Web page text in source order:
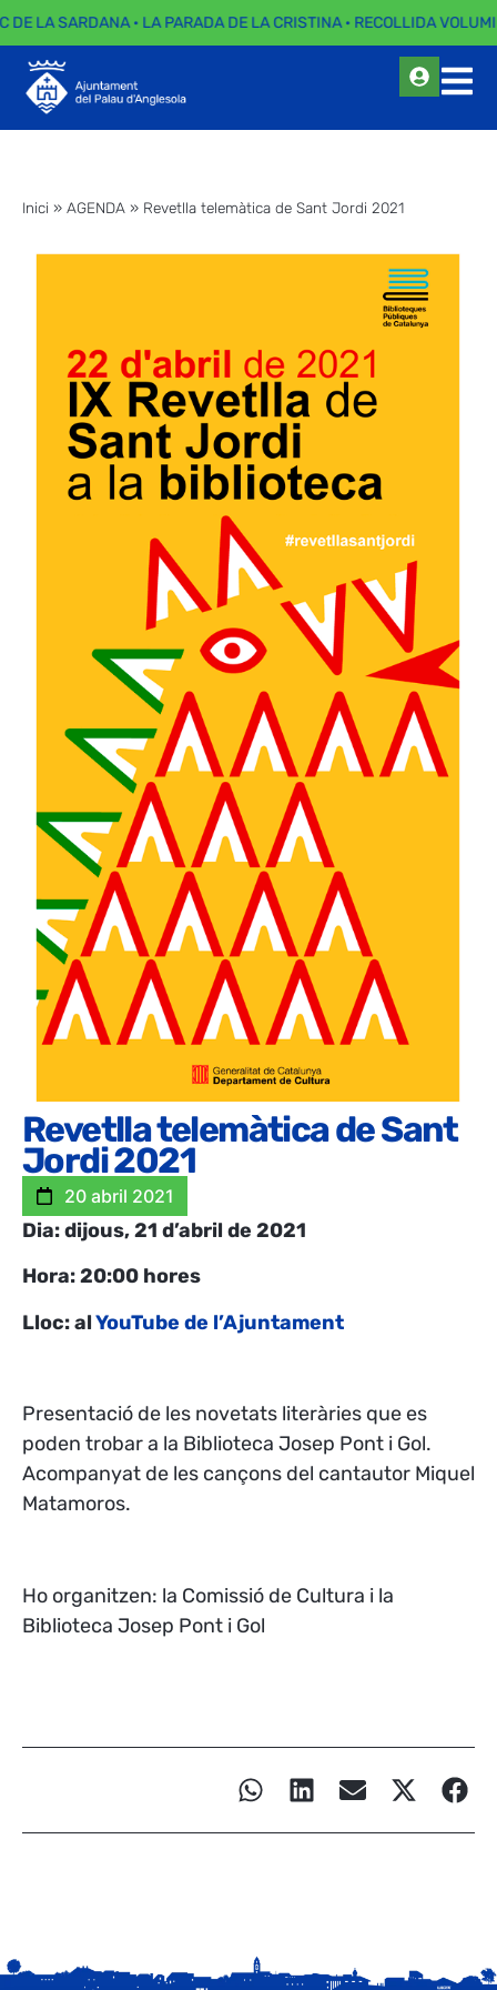
DE LA SARDANA · LA PARADA DE LA CRISTINA · RECOLLIDA
Inici » AGENDA » Revetlla telemàtica de Sant Jordi 2021
Revetlla telemàtica de Sant
Jordi 2021
20 abril 2021
Dia: dijous, 21 d’abril de 2021
Hora: 20:00 hores
Lloc: alYouTube de l’Ajuntament
Presentació de les novetats literàries que es
poden trobar a la Biblioteca Josep Pont i Gol.
Acompanyat de les cançons del cantautor Miquel
Matamoros.
Ho organitzen: la Comissió de Cultura i la
Biblioteca Josep Pont i Gol